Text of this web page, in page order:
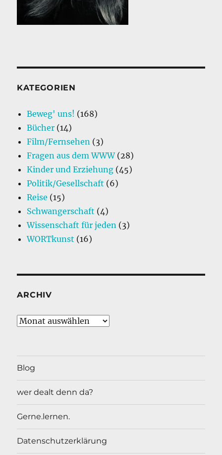
KATEGORIEN
Beweg' uns! (168)
Bücher (14)
Film/Fernsehen (3)
Fragen aus dem WWW(28)
Kinder und Erziehung (45)
Politik/Gesellschaft (6)
Reise (15)
Schwangerschaft (4)
Wissenschaft für jeden (3)
WORTkunst (16)
ARCHIV
Archiv
Blog
wer dealt denn da?
Gerne.lernen.
Datenschutzerklärung